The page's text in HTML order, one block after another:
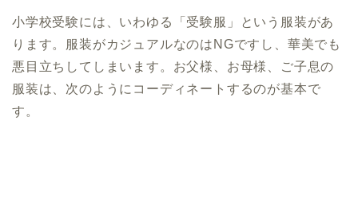
小学校受験には、いわゆる「受験服」という服装があ
ります。服装がカジュアルなのはNGですし、華美でも
悪目立ちしてしまいます。お父様、お母様、ご子息の
服装は、次のようにコーディネートするのが基本で
す。